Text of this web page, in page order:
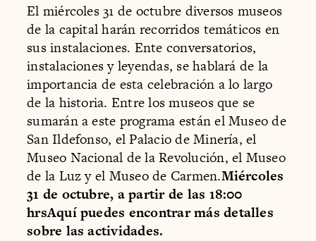
El miércoles 31 de octubre diversos museos
de la capital harán recorridos temáticos en
sus instalaciones. Ente conversatorios,
instalaciones y leyendas, se hablará de la
importancia de esta celebración a lo largo
de la historia. Entre los museos que se
sumarán a este programa están el Museo de
San Ildefonso, el Palacio de Minería, el
Museo Nacional de la Revolución, el Museo
de la Luz y el Museo de Carmen.Miércoles
31 de octubre, a partir de las 18:00
hrsAquí puedes encontrar más detalles
sobre las actividades.